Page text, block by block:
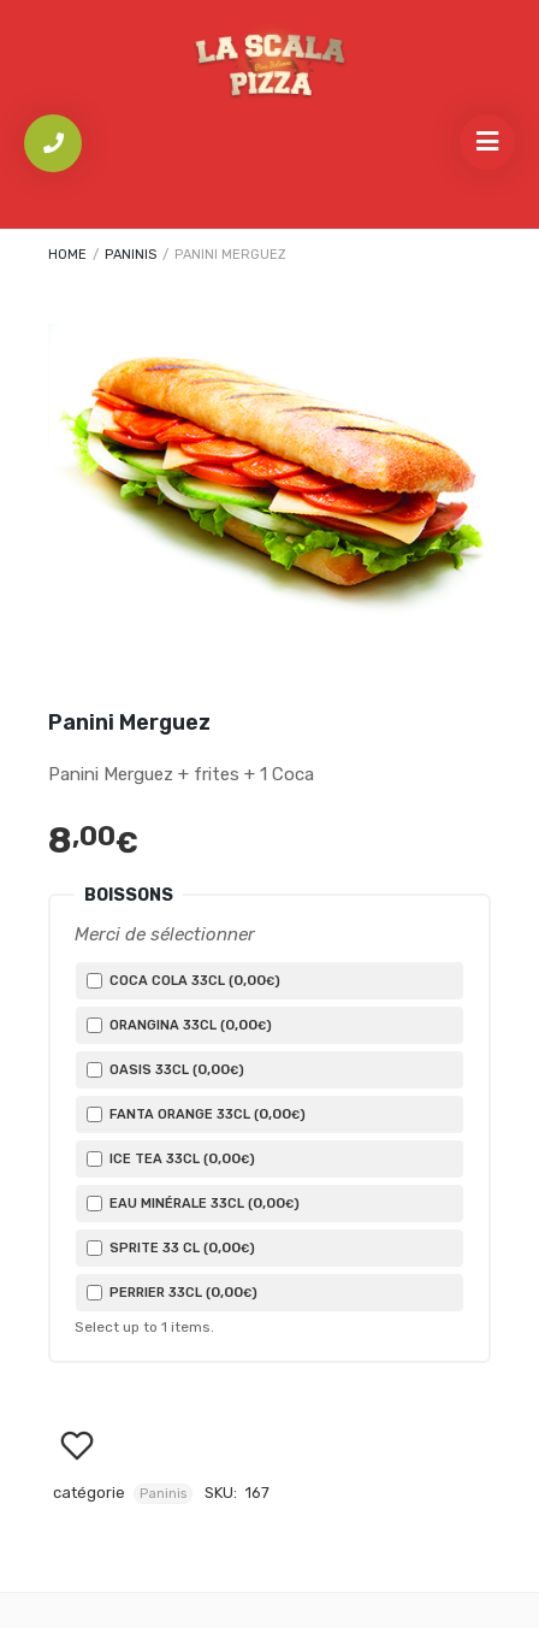
HOME / PANINIS / PANINI MERGUEZ
Panini Merguez
Panini Merguez + frites + 1 Coca
8,00€
BOISSONS
Merci de sélectionner
COCA COLA 33CL (0,00€)
ORANGINA 33CL (0,00€)
OASIS 33CL (0,00€)
FANTA ORANGE 33CL (0,00€)
ICE TEA 33CL (0,00€)
EAU MINÉRALE 33CL (0,00€)
SPRITE 33 CL (0,00€)
PERRIER 33CL (0,00€)
Select up to 1 items.
catégorie Paninis SKU: 167